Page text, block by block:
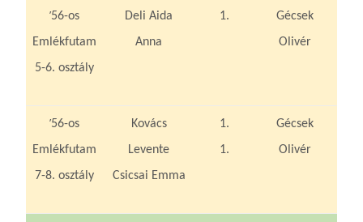
’56-os
Emlékfutam
5-6. osztály
Deli Aida
Anna
1.
Gécsek
Olivér
’56-os
Emlékfutam
7-8. osztály
Kovács
Levente
Csicsai Emma
1.
1.
Gécsek
Olivér